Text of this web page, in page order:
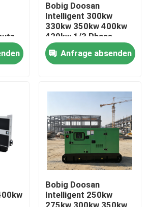
Bobig Doosan
Intelligent 300kw
330kw 350kw 400kw
420kw 1/3 Phase
Dieselgenerator für
Industrie / Hotel /
Landwirtschaft /
Anfrage absenden
Bobig Doosan
Intelligent 250kw